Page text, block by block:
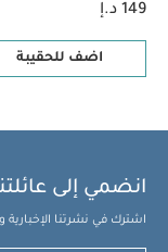
149 د.إ
اضف للحقيبة
انضمي إلى
اشترك في نشرتنا